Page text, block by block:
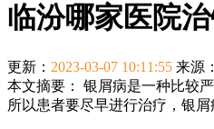
临汾哪家医院
更新： 2023-03-07 10:11:55 来源：
本文摘要：
银屑病是一种比较
所以患者要尽早进行治疗，银